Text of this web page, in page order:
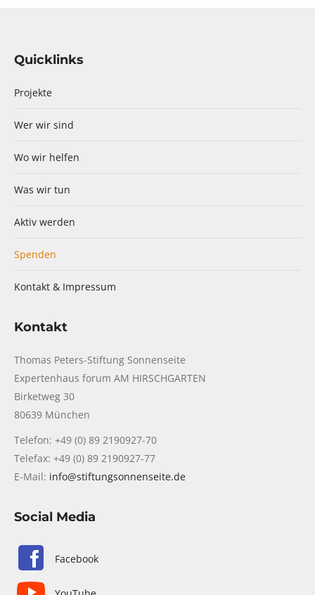
Quicklinks
Projekte
Wer wir sind
Wo wir helfen
Was wir tun
Aktiv werden
Spenden
Kontakt & Impressum
Kontakt
Thomas Peters-Stiftung Sonnenseite
Expertenhaus forum AM HIRSCHGARTEN
Birketweg 30
80639 München
Telefon: +49 (0) 89 2190927-70
Telefax: +49 (0) 89 2190927-77
E-Mail: info@stiftungsonnenseite.de
Social Media
Facebook